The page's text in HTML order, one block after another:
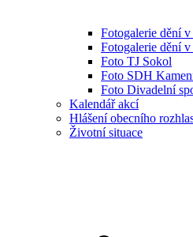
Fotogalerie dění
Fotogalerie dění
Foto TJ Sokol
Foto SDH
Foto Divadelní
Kalendář akcí
Hlášení obecního
Životní situace